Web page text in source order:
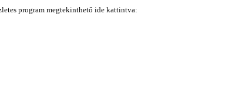
program megtekinthető ide kattintva: